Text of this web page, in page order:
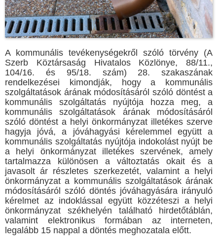
A kommunális tevékenységekről szóló törvény (A
Szerb Köztársaság Hivatalos Közlönye, 88/11.,
104/16. és 95/18. szám) 28. szakaszának
rendelkezései kimondják, hogy a kommunális
szolgáltatások árának módosításáról szóló döntést a
kommunális szolgáltatás nyújtója hozza meg, a
kommunális szolgáltatások árának módosításáról
szóló döntést a helyi önkormányzat illetékes szerve
hagyja jóvá, a jóváhagyási kérelemmel együtt a
kommunális szolgáltatás nyújtója indokolást nyújt be
a helyi önkormányzat illetékes szervének, amely
tartalmazza különösen a változtatás okait és a
javasolt ár részletes szerkezetét, valamint a helyi
önkormányzat a kommunális szolgáltatások árának
módosításáról szóló döntés jóváhagyására irányuló
kérelmet az indoklással együtt közzéteszi a helyi
önkormányzat székhelyén található hirdetőtáblán,
valamint elektronikus formában az interneten,
legalább 15 nappal a döntés meghozatala előtt.